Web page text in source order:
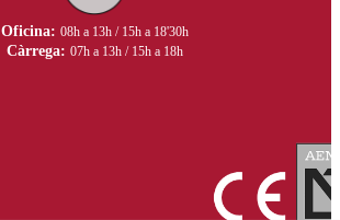
Oficina: 08h a 13h / 15h a 18'30h
Càrrega: 07h a 13h / 15h a 18h